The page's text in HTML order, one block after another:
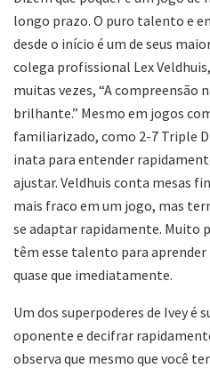
longo prazo. O puro talento e
desde o início é um de seus
colega profissional Lex
muitas vezes, “A compreensão
brilhante.” Mesmo em jogos
familiarizado, como 2-7 Triple
inata para entender
ajustar. Veldhuis conta mesas
mais fraco em um jogo, mas
se adaptar rapidamente. Muito
têm esse talento para aprender
quase que imediatamente.
Um dos superpoderes de Ivey é
oponente e decifrar
observa que mesmo que você